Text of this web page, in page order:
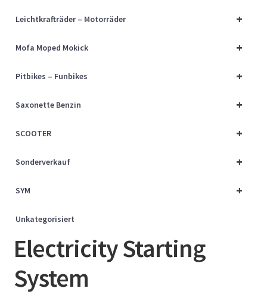
+
Leichtkrafträder – Motorräder
+
Mofa Moped Mokick
+
Pitbikes – Funbikes
+
Saxonette Benzin
+
SCOOTER
+
Sonderverkauf
+
SYM
Unkategorisiert
Electricity Starting
System